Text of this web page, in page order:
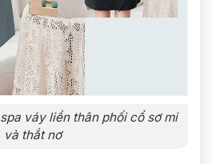
váy liền thân phối cổ sơ mi
và thắt nơ